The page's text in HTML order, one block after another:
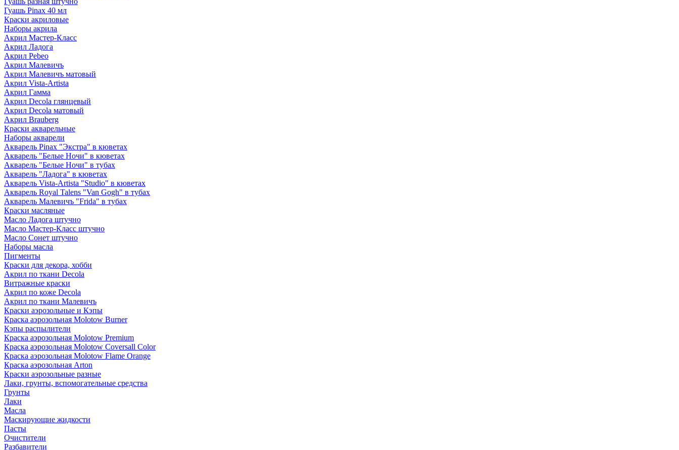
Гуашь Pinax 40 мл
Краски акриловые
Наборы акрила
Акрил Мастер-Класс
Акрил Ладога
Акрил Pebeo
Акрил Малевичъ
Акрил Малевичъ матовый
Акрил Vista-Artista
Акрил Гамма
Акрил Decola глянцевый
Акрил Decola матовый
Акрил Brauberg
Краски акварельные
Наборы акварели
Акварель Pinax "Экстра" в кюветах
Акварель "Белые Ночи" в кюветах
Акварель "Белые Ночи" в тубах
Акварель "Ладога" в кюветах
Акварель Vista-Artista "Studio" в кюветах
Акварель Royal Talens "Van Gogh" в тубах
Акварель Малевичъ "Frida" в тубах
Краски масляные
Масло Ладога штучно
Масло Мастер-Класс штучно
Масло Сонет штучно
Наборы масла
Пигменты
Краски для декора, хобби
Акрил по ткани Decola
Витражные краски
Акрил по коже Decola
Акрил по ткани Малевичъ
Краски аэрозольные и Кэпы
Краска аэрозольная Molotow Burner
Кэпы распылители
Краска аэрозольная Molotow Premium
Краска аэрозольная Molotow Coversall Color
Краска аэрозольная Molotow Flame Orange
Краска аэрозольная Arton
Краски аэрозольные разные
Лаки, грунты, вспомогательные средства
Грунты
Лаки
Масла
Маскирующие жидкости
Пасты
Очистители
Разбавители